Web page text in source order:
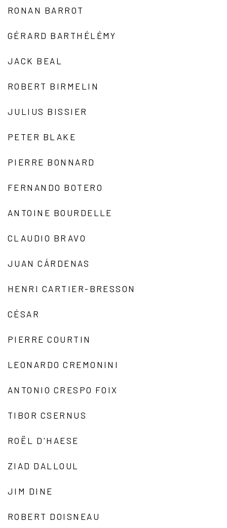
RONAN BARROT
GÉRARD BARTHÉLÉMY
JACK BEAL
ROBERT BIRMELIN
JULIUS BISSIER
PETER BLAKE
PIERRE BONNARD
FERNANDO BOTERO
ANTOINE BOURDELLE
CLAUDIO BRAVO
JUAN CÁRDENAS
HENRI CARTIER-BRESSON
CÉSAR
PIERRE COURTIN
LEONARDO CREMONINI
ANTONIO CRESPO FOIX
TIBOR CSERNUS
ROËL D'HAESE
ZIAD DALLOUL
JIM DINE
ROBERT DOISNEAU